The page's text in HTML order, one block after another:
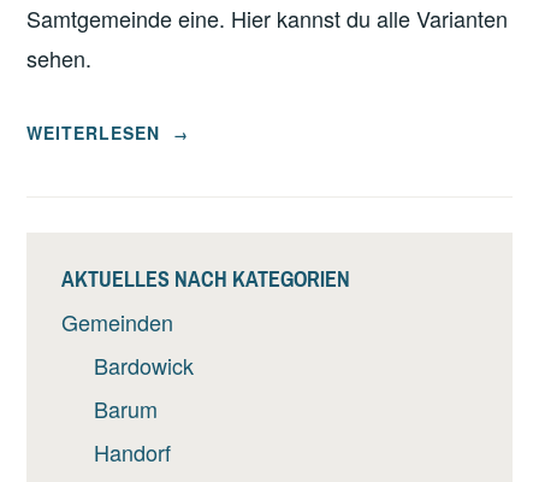
Samtgemeinde eine. Hier kannst du alle Varianten
sehen.
„DEIN
WEITERLESEN →
AKTUELLES NACH KATEGORIEN
Gemeinden
Bardowick
Barum
Handorf